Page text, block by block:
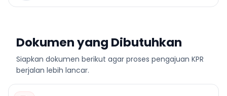
Dokumen yang Dibutuhkan
Siapkan dokumen berikut agar proses pengajuan KPR
berjalan lebih lancar.